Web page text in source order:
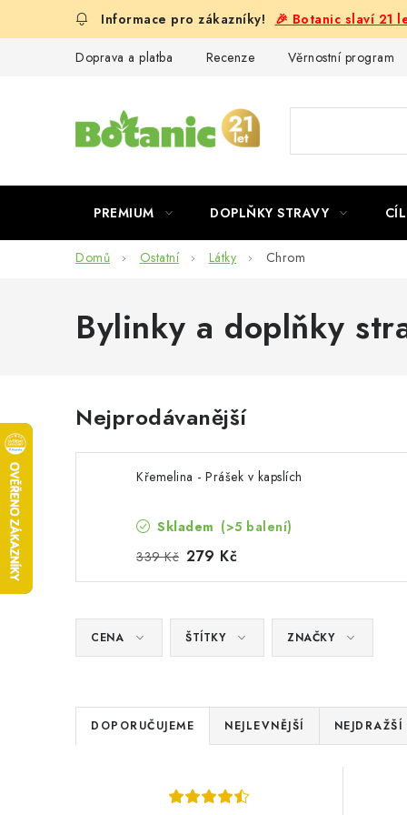
🎉 Botanic slaví 21
Doprava a platba Recenze Věrnostní program
PREMIUM DOPLŇKY STRAVY
Domů Ostatní Látky Chrom
Bylinky a doplňky
Nejprodávanější
Křemelina - Prášek v kapslích
Skladem (>5 balení)
339 Kč 279 Kč
CENA ŠTÍTKY ZNAČKY
Ř
a
DOPORUČUJEME NEJLEVNĚJŠÍ NEJDRAŽŠÍ